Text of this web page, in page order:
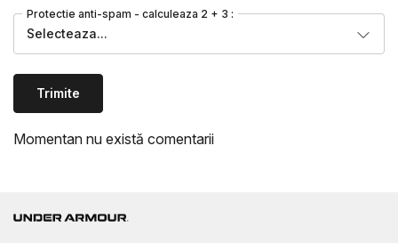
Protectie anti-spam - calculeaza 2 + 3 :
Selecteaza...
Trimite
Momentan nu există comentarii